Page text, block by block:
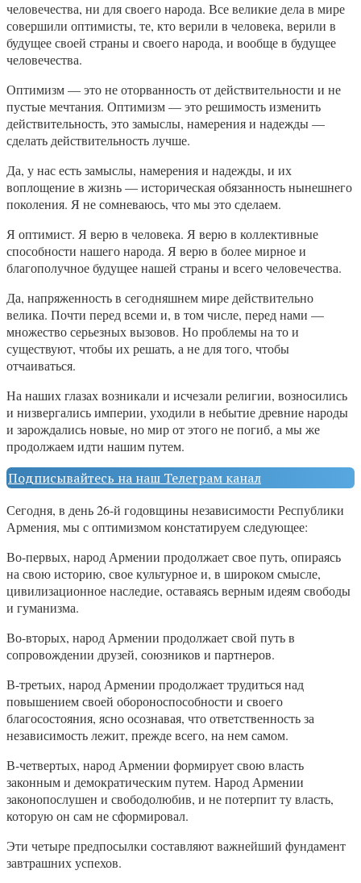
человечества, ни для своего народа. Все великие дела в мире
совершили оптимисты, те, кто верили в человека, верили в
будущее своей страны и своего народа, и вообще в будущее
человечества.
Оптимизм — это не оторванность от действительности и не
пустые мечтания. Оптимизм — это решимость изменить
действительность, это замыслы, намерения и надежды —
сделать действительность лучше.
Да, у нас есть замыслы, намерения и надежды, и их
воплощение в жизнь — историческая обязанность нынешнего
поколения. Я не сомневаюсь, что мы это сделаем.
Я оптимист. Я верю в человека. Я верю в коллективные
способности нашего народа. Я верю в более мирное и
благополучное будущее нашей страны и всего человечества.
Да, напряженность в сегодняшнем мире действительно
велика. Почти перед всеми и, в том числе, перед нами —
множество серьезных вызовов. Но проблемы на то и
существуют, чтобы их решать, а не для того, чтобы
отчаиваться.
На наших глазах возникали и исчезали религии, возносились
и низвергались империи, уходили в небытие древние народы
и зарождались новые, но мир от этого не погиб, а мы же
продолжаем идти нашим путем.
Подписывайтесь на наш Телеграм канал
Сегодня, в день 26-й годовщины независимости Республики
Армения, мы с оптимизмом констатируем следующее:
Во-первых, народ Армении продолжает свое путь, опираясь
на свою историю, свое культурное и, в широком смысле,
цивилизационное наследие, оставаясь верным идеям свободы
и гуманизма.
Во-вторых, народ Армении продолжает свой путь в
сопровождении друзей, союзников и партнеров.
В-третьих, народ Армении продолжает трудиться над
повышением своей обороноспособности и своего
благосостояния, ясно осознавая, что ответственность за
независимость лежит, прежде всего, на нем самом.
В-четвертых, народ Армении формирует свою власть
законным и демократическим путем. Народ Армении
законопослушен и свободолюбив, и не потерпит ту власть,
которую он сам не сформировал.
Эти четыре предпосылки составляют важнейший фундамент
завтрашних успехов.